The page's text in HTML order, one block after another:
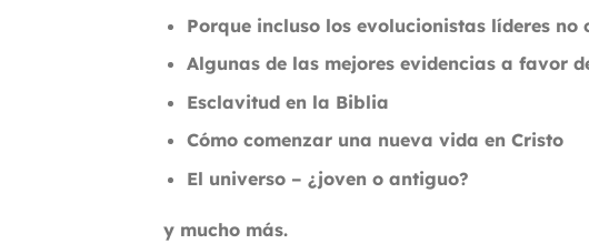
Porque incluso los evolucionistas líderes no
Algunas de las mejores evidencias a favor
Esclavitud en la Biblia
Cómo comenzar una nueva vida en Cristo
El universo – ¿joven o antiguo?
y mucho más.